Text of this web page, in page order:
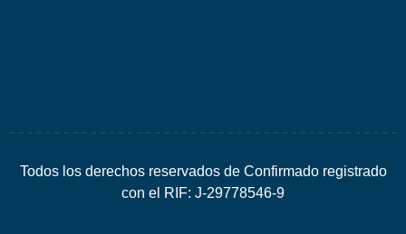
Todos los derechos reservados de Confirmado registrado
con el RIF: J-29778546-9